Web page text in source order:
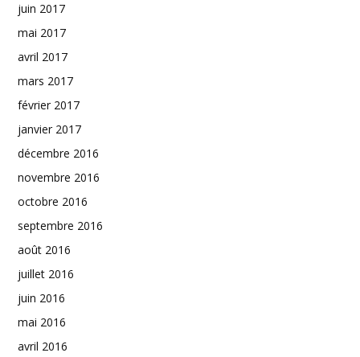
juin 2017
mai 2017
avril 2017
mars 2017
février 2017
janvier 2017
décembre 2016
novembre 2016
octobre 2016
septembre 2016
août 2016
juillet 2016
juin 2016
mai 2016
avril 2016